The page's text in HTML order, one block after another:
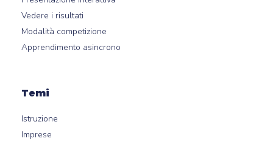
Vedere i risultati
Modalità competizione
Apprendimento asincrono
Temi
Istruzione
Imprese